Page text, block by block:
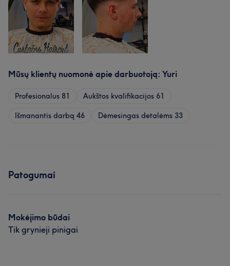
Mūsų klientų nuomonė apie darbuotoją: Yuri
Profesionalus 81 Aukštos kvalifikacijos 61
Išmanantis darbą 46 Dėmesingas detalėms 33
Patogumai
Mokėjimo būdai
Tik grynieji pinigai